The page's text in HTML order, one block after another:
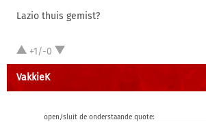
Lazio thuis gemist?
+1/-0
VakkieK
open/sluit de onderstaande quote: